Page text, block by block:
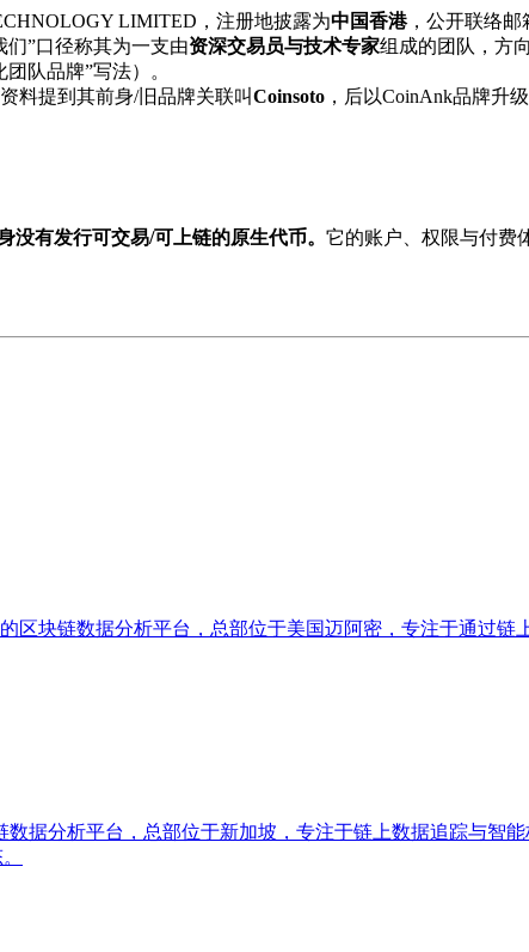
LIMITED，注册地披露为中国香港，公开联络邮
们”口径称其为一支由资深交易员与技术专家组成的团队，方
队品牌”写法）。
料提到其前身/旧品牌关联叫Coinsoto ，后以CoinAnk品牌升
没有发行可交易/可上链的原生代币。 它的账户、权限与付费
区块链数据分析平台，总部位于美国迈阿密，专注于通过
数据分析平台，总部位于新加坡，专注于链上数据追踪与